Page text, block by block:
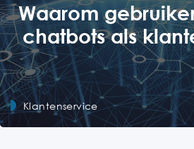
Waarom
chatbots als
Klantenservice